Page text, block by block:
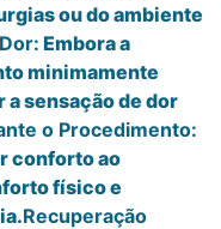
ou do ambiente
Embora a
minimamente
sensação de dor
o Procedimento:
conforto ao
físico e
Recuperação